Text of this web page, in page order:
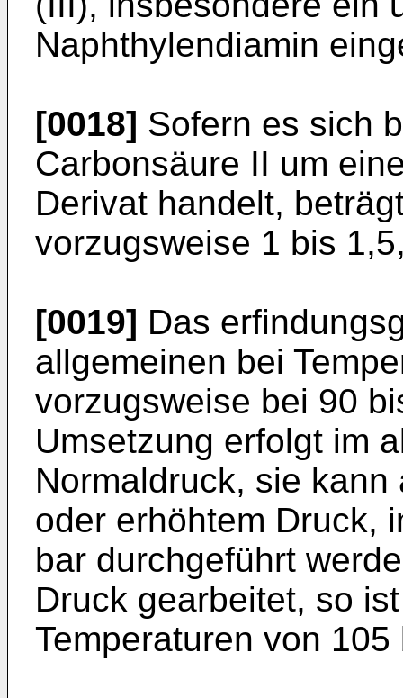
Naphthylendiamin
[0018] Sofern es sich
Carbonsäure II um
Derivat handelt,
vorzugsweise 1 bis
[0019] Das
allgemeinen bei
vorzugsweise bei 90
Umsetzung erfolgt im
Normaldruck, sie
oder erhöhtem Druck,
bar durchgeführt
Druck gearbeitet, so
Temperaturen von